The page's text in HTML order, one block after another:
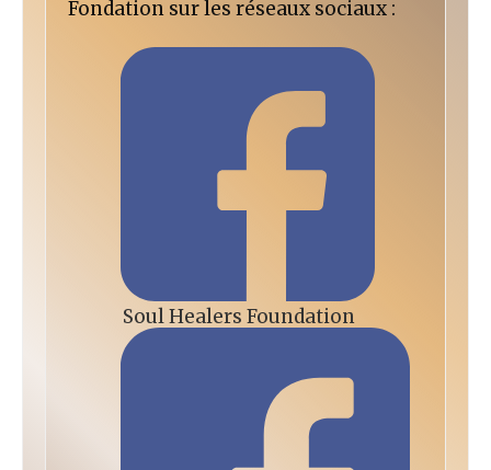
Fondation sur les réseaux sociaux :
Soul Healers Foundation